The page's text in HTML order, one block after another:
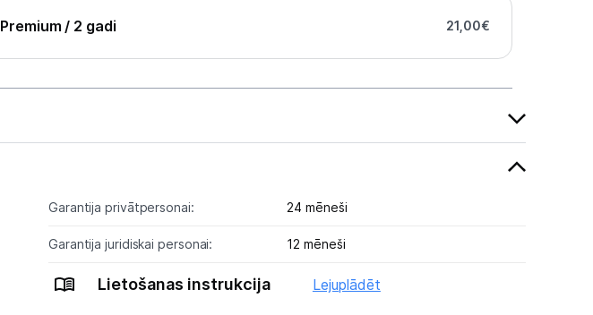
Premium / 2 gadi 21,00€
Garantija privātpersonai: 24 mēneši
Garantija juridiskai personai: 12 mēneši
Lietošanas instrukcija Lejuplādēt